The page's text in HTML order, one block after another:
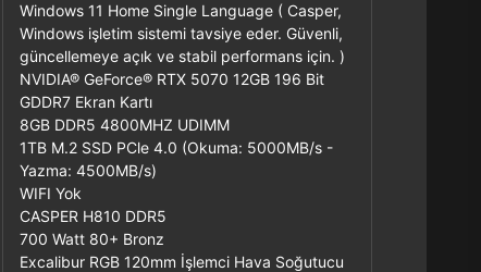
Windows 11 Home Single Language ( Casper,
Windows işletim sistemi tavsiye eder. Güvenli,
güncellemeye açık ve stabil performans için. )
NVIDIA® GeForce® RTX 5070 12GB 196 Bit
GDDR7 Ekran Kartı
8GB DDR5 4800MHZ UDIMM
1TB M.2 SSD PCle 4.0 (Okuma: 5000MB/s -
Yazma: 4500MB/s)
WIFI Yok
CASPER H810 DDR5
700 Watt 80+ Bronz
Excalibur RGB 120mm İşlemci Hava Soğutucu